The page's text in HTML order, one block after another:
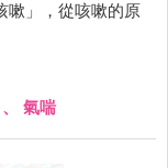
嗽」，從咳嗽的原
、 氣喘